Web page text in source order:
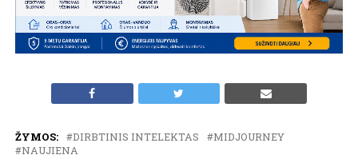
ŽYMOS: DIRBTINIS INTELEKTAS
MIDJOURNEY
NAUJIENA